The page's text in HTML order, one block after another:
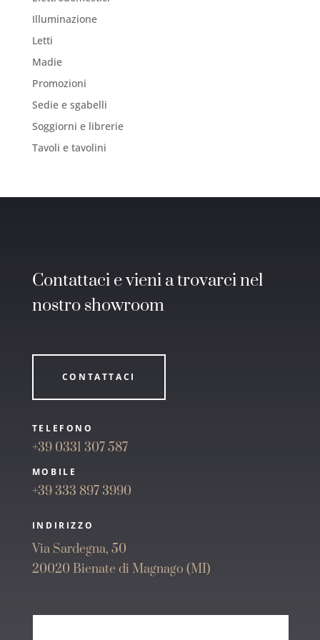
Illuminazione
Letti
Madie
Promozioni
Sedie e sgabelli
Soggiorni e librerie
Tavoli e tavolini
Contattaci e vieni a trovarci nel
nostro showroom
CONTATTACI
TELEFONO
+39 0331 307 587
MOBILE
+39 333 897 3990
INDIRIZZO
Via Sardegna, 50
20020 Bienate di Magnago (MI)